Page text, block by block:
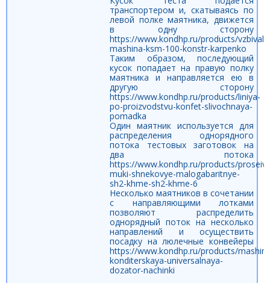
транспортером и, скатываясь по
левой полке маятника, движется
в одну сторону
https://www.kondhp.ru/products/
mashina-ksm-100-konstr-karpenko
Таким образом, последующий
кусок попадает на правую полку
маятника и направляется ею в
другую сторону
https://www.kondhp.ru/products/liniya-
po-proizvodstvu-konfet-slivochnaya-
pomadka
Один маятник используется для
распределения однорядного
потока тестовых заготовок на
два потока
https://www.kondhp.ru/products/
muki-shnekovye-malogabaritnye-
sh2-khme-sh2-khme-6
Несколько маятников в сочетании
с направляющими лотками
позволяют распределить
однорядный поток на несколько
направлений и осуществить
посадку на люлечные конвейеры
https://www.kondhp.ru/products/
konditerskaya-universalnaya-
dozator-nachinki